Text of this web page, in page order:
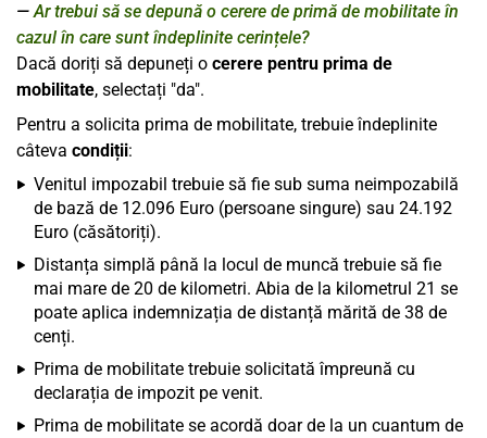
Ar trebui să se depună o cerere de primă de mobilitate în
cazul în care sunt îndeplinite cerințele?
Dacă doriți să depuneți o cerere pentru prima de
mobilitate, selectați "da".
Pentru a solicita prima de mobilitate, trebuie îndeplinite
câteva condiții:
Venitul impozabil trebuie să fie sub suma neimpozabilă
de bază de 12.096 Euro (persoane singure) sau 24.192
Euro (căsătoriți).
Distanța simplă până la locul de muncă trebuie să fie
mai mare de 20 de kilometri. Abia de la kilometrul 21 se
poate aplica indemnizația de distanță mărită de 38 de
cenți.
Prima de mobilitate trebuie solicitată împreună cu
declarația de impozit pe venit.
Prima de mobilitate se acordă doar de la un cuantum de